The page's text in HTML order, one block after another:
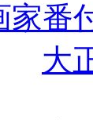
家番
大